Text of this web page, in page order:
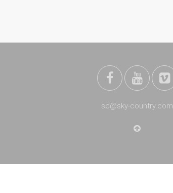
sc@sky-country.com